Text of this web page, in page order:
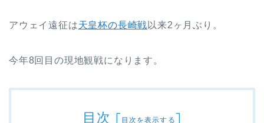
アウェイ遠征は天皇杯の長崎戦 以来2ヶ月ぶり。
今年8回目の現地観戦になります。
目次 [目次を表示する]